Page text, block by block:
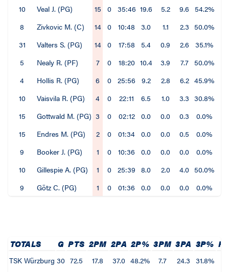
10
Veal J. (PG) 15 0 35:46 19.6 5.2 9.6 54.2%
8
Zivkovic M. (C) 14 0 10:48 3.0 1.1 2.3 50.0%
31
Valters S. (PG) 14 0 17:58 5.4 0.9 2.6 35.1%
5
Nealy R. (PF) 7 0 18:20 10.4 3.9 7.7 50.0%
4
Hollis R. (PG) 6 0 25:56 9.2 2.8 6.2 45.9%
10
Vaisvila R. (PG) 4 0 22:11 6.5 1.0 3.3 30.8%
15
Gottwald M. (PG) 3 0 02:12 0.0 0.0 0.3 0.0%
15
Endres M. (PG) 2 0 01:34 0.0 0.0 0.5 0.0%
9
Booker J. (PG) 1 0 10:36 0.0 0.0 0.0 0.0%
10
Gillespie A. (PG) 1 0 25:39 8.0 2.0 4.0 50.0%
9
Götz C. (PG) 1 0 01:36 0.0 0.0 0.0 0.0%
TOTALS G PTS 2PM 2PA 2P% 3PM 3PA 3P%
TSK Würzburg 30 72.5 17.8 37.0 48.2% 7.7 24.3 31.8%